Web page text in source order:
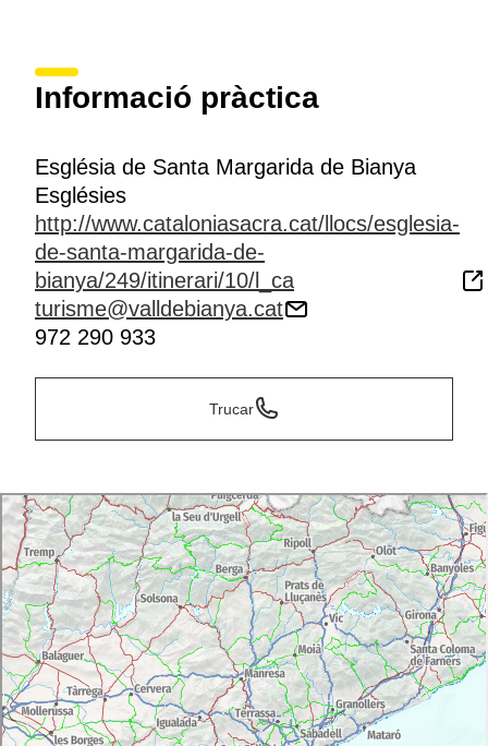
Informació pràctica
Església de Santa Margarida de Bianya
Esglésies
http://www.cataloniasacra.cat/llocs/esglesia-
de-santa-margarida-de-
bianya/249/itinerari/10/l_ca
turisme@valldebianya.cat
972 290 933
Trucar